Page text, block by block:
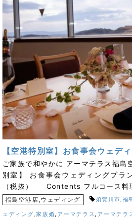
【空港特別室】お食事会ウェデ
ご家族で和やかに アーマテラス福島
別室】 お食事会ウェディング
（税抜） Contents フルコース料
福島空港店,ウェディング 須賀川市, 福
ェディング ,家族婚, アーマテラス , アーマテラ